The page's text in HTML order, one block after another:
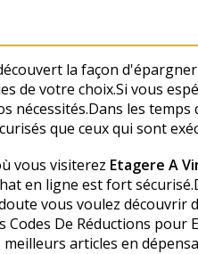
la façon
de votre choix.Si vous
nécessités.Dans les
que ceux qui sont
vous visiterez Etagere A
en ligne est fort
vous voulez découvrir
Codes De Réductions pour
articles en